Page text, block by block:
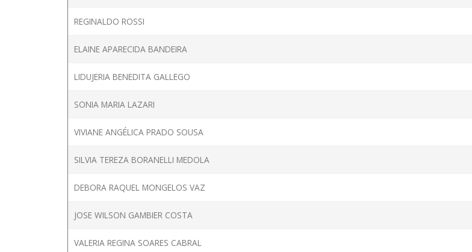
REGINALDO ROSSI
ELAINE APARECIDA BANDEIRA
LIDUJERIA BENEDITA GALLEGO
SONIA MARIA LAZARI
VIVIANE ANGÉLICA PRADO SOUSA
SILVIA TEREZA BORANELLI MEDOLA
DEBORA RAQUEL MONGELOS VAZ
JOSE WILSON GAMBIER COSTA
VALERIA REGINA SOARES CABRAL